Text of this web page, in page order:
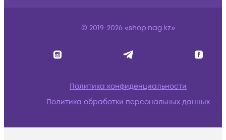
© 2019-2026 «shop.nag.kz»
Политика конфиденциальности
Политика обработки персональных данных